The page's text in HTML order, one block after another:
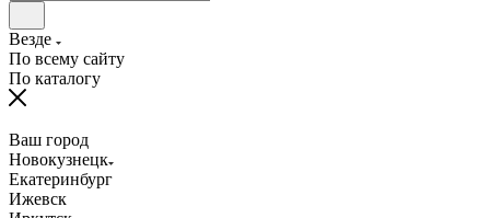
Везде
По всему сайту
По каталогу
Ваш город
Новокузнецк
Екатеринбург
Ижевск